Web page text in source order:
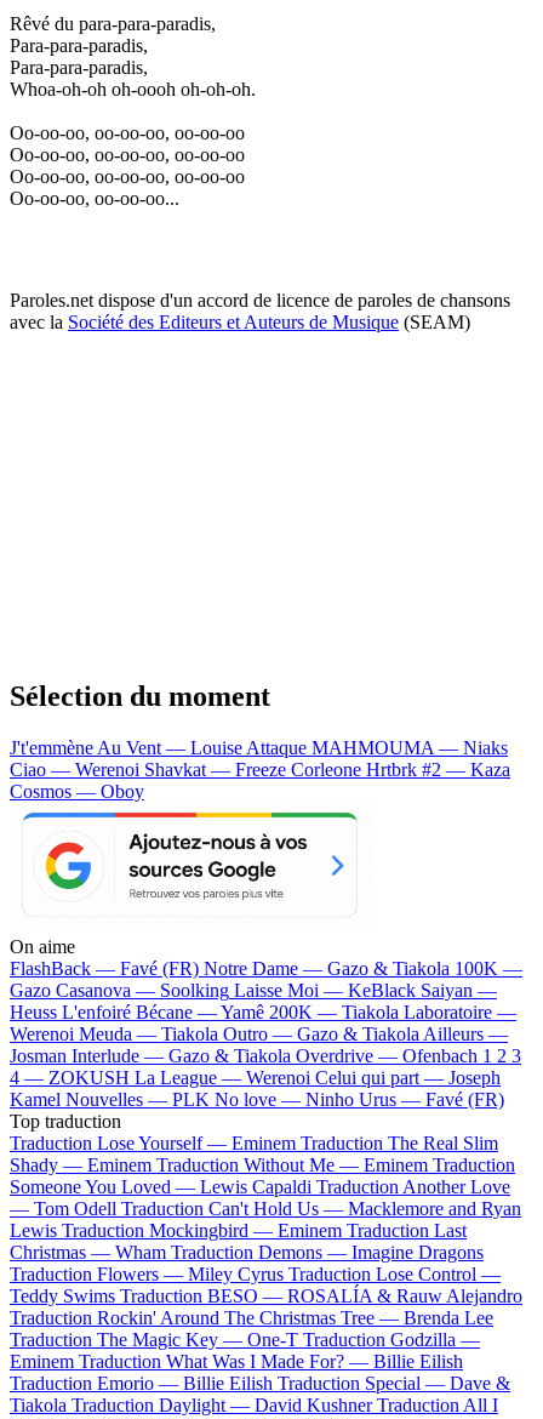
Rêvé du para-para-paradis,
Para-para-paradis,
Para-para-paradis,
Whoa-oh-oh oh-oooh oh-oh-oh.
Oo-oo-oo, oo-oo-oo, oo-oo-oo
Oo-oo-oo, oo-oo-oo, oo-oo-oo
Oo-oo-oo, oo-oo-oo, oo-oo-oo
Oo-oo-oo, oo-oo-oo...
Paroles.net dispose d'un accord de licence de paroles de chansons
avec la Société des Editeurs et Auteurs de Musique (SEAM)
Sélection du moment
J't'emmène Au Vent — Louise Attaque MAHMOUMA — Niaks
Ciao — Werenoi Shavkat — Freeze Corleone Hrtbrk #2 — Kaza
Cosmos — Oboy
On aime
FlashBack — Favé (FR) Notre Dame — Gazo & Tiakola 100K —
Gazo Casanova — Soolking Laisse Moi — KeBlack Saiyan —
Heuss L'enfoiré Bécane —Yamê 200K — Tiakola Laboratoire —
Werenoi Meuda — Tiakola Outro — Gazo & Tiakola Ailleurs —
Josman Interlude — Gazo & Tiakola Overdrive — Ofenbach 1 2 3
4 — ZOKUSH La League — Werenoi Celui qui part — Joseph
Kamel Nouvelles — PLK No love — Ninho Urus — Favé (FR)
Top traduction
Traduction Lose Yourself — Eminem Traduction The Real Slim
Shady — Eminem Traduction Without Me — Eminem Traduction
Someone You Loved — Lewis Capaldi Traduction Another Love
— Tom Odell Traduction Can't Hold Us — Macklemore and Ryan
Lewis Traduction Mockingbird — Eminem Traduction Last
Christmas — Wham Traduction Demons — Imagine Dragons
Traduction Flowers — Miley Cyrus Traduction Lose Control —
Teddy Swims Traduction BESO — ROSALÍA & Rauw Alejandro
Traduction Rockin' Around The Christmas Tree — Brenda Lee
Traduction The Magic Key — One-T Traduction Godzilla —
Eminem Traduction What Was I Made For? — Billie Eilish
Traduction Emorio — Billie Eilish Traduction Special — Dave &
Tiakola Traduction Daylight — David Kushner Traduction All I